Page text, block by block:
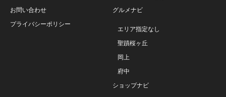
お問い合わせ
プライバシーポリシー
グルメナビ
エリア指定なし
聖蹟桜ヶ丘
岡上
府中
ショップナビ